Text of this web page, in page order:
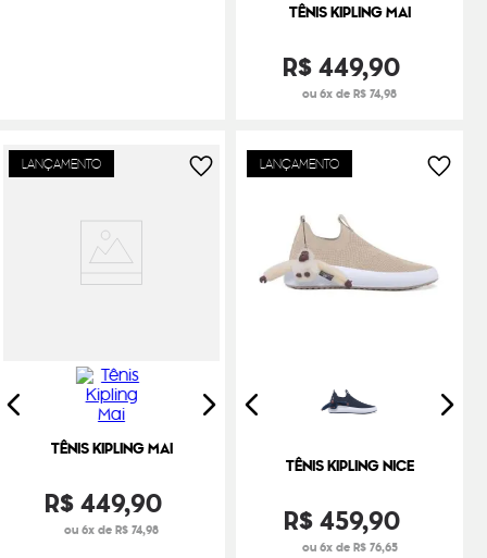
TÊNIS KIPLING MAI
R$449,90
ou 6x de R$ 74,98
LANÇAMENTO
TÊNIS KIPLING MAI
R$449,90
ou 6x de R$ 74,98
LANÇAMENTO
TÊNIS KIPLING NICE
R$459,90
ou 6x de R$ 76,65